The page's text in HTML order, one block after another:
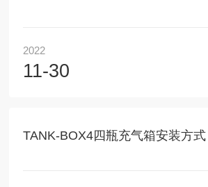
2022
11-30
TANK-BOX4四瓶充气箱安装方式